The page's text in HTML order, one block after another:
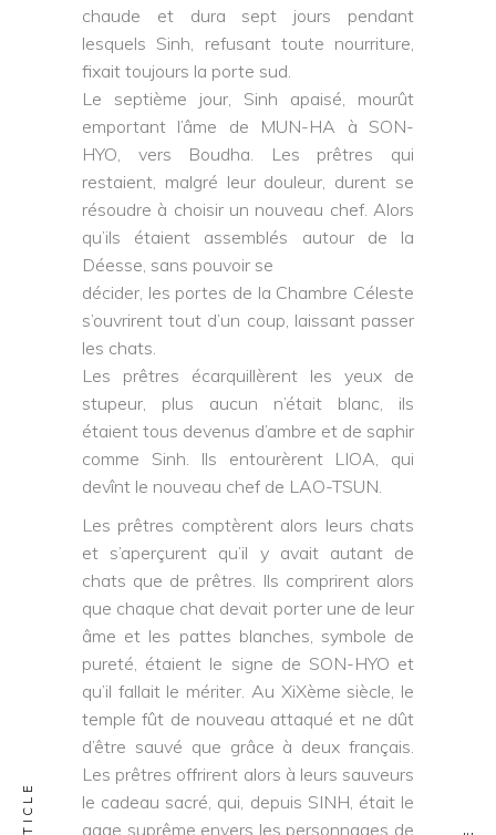
chaude et dura sept jours pendant
lesquels Sinh, refusant toute nourriture,
fixait toujours la porte sud.
Le septième jour, Sinh apaisé, mourût
emportant l’âme de MUN-HA à SON-
HYO, vers Boudha. Les prêtres qui
restaient, malgré leur douleur, durent se
résoudre à choisir un nouveau chef. Alors
qu’ils étaient assemblés autour de la
Déesse, sans pouvoir se
décider, les portes de la Chambre Céleste
s’ouvrirent tout d’un coup, laissant passer
les chats.
Les prêtres écarquillèrent les yeux de
stupeur, plus aucun n’était blanc, ils
étaient tous devenus d’ambre et de saphir
comme Sinh. Ils entourèrent LIOA, qui
devînt le nouveau chef de LAO-TSUN.
Les prêtres comptèrent alors leurs chats
et s’aperçurent qu’il y avait autant de
chats que de prêtres. Ils comprirent alors
que chaque chat devait porter une de leur
âme et les pattes blanches, symbole de
pureté, étaient le signe de SON-HYO et
qu’il fallait le mériter. Au XiXème siècle, le
temple fût de nouveau attaqué et ne dût
d’être sauvé que grâce à deux français.
Les prêtres offrirent alors à leurs sauveurs
le cadeau sacré, qui, depuis SINH, était le
gage suprême envers les personnages de